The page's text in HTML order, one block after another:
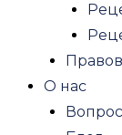
О нас